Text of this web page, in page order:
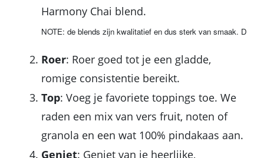
Harmony Chai blend.
NOTE: de blends zijn kwalitatief en dus sterk van smaak. Doe
Roer: Roer goed tot je een gladde,
romige consistentie bereikt.
Top: Voeg je favoriete toppings toe. We
raden een mix van vers fruit, noten of
granola en een wat 100% pindakaas aan.
Geniet: Geniet van je heerlijke,